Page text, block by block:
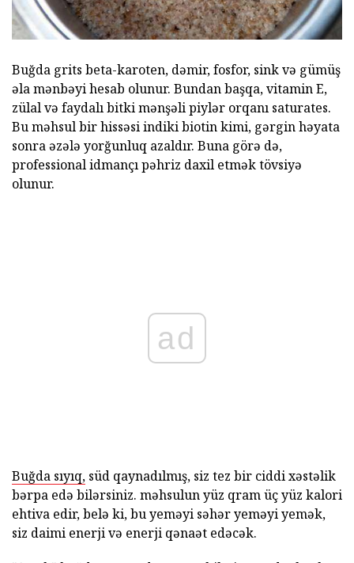
Buğda grits beta-karoten, dəmir, fosfor, sink və gümüş
əla mənbəyi hesab olunur. Bundan başqa, vitamin E,
zülal və faydalı bitki mənşəli piylər orqanı saturates.
Bu məhsul bir hissəsi indiki biotin kimi, gərgin həyata
sonra əzələ yorğunluq azaldır. Buna görə də,
professional idmançı pəhriz daxil etmək tövsiyə
olunur.
ad
Buğda sıyıq, süd qaynadılmış, siz tez bir ciddi xəstəlik
bərpa edə bilərsiniz. məhsulun yüz qram üç yüz kalori
ehtiva edir, belə ki, bu yeməyi səhər yeməyi yemək,
siz daimi enerji və enerji qənaət edəcək.